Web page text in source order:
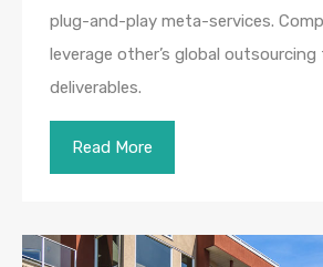
plug-and-play meta-services.
leverage other’s global
deliverables.
Read More